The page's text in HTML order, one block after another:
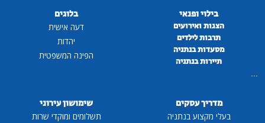
בילוי ופנאי
הצגות ואירועים
תרבות לילדים
מסעדות בנתניה
תיירות בנתניה
...
בלוגים
דעה אישית
יהדות
הפינה המשפטית
מדריך עסקים
בעלי מקצוע בנתניה
שימושון עירוני
תשלומים ומוקדי שרות